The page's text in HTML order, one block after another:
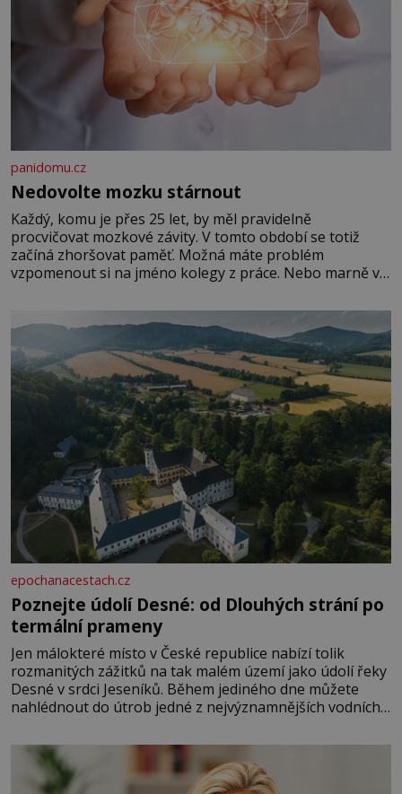
panidomu.cz
Nedovolte mozku stárnout
Každý, komu je přes 25 let, by měl pravidelně
procvičovat mozkové závity. V tomto období se totiž
začíná zhoršovat paměť. Možná máte problém
vzpomenout si na jméno kolegy z práce. Nebo marně v
Je to opravdu tak, s věkem jako kdyby se paměť
rozhodla stávkovat. Cvičte
epochanacestach.cz
Poznejte údolí Desné: od Dlouhých strání po
termální prameny
Jen málokteré místo v České republice nabízí tolik
rozmanitých zážitků na tak malém území jako údolí řeky
Desné v srdci Jeseníků. Během jediného dne můžete
nahlédnout do útrob jedné z nejvýznamnějších vodních
se na koloběžce a den zakončit poznáváním památek ve
Velkých Losinách nebo v termálním